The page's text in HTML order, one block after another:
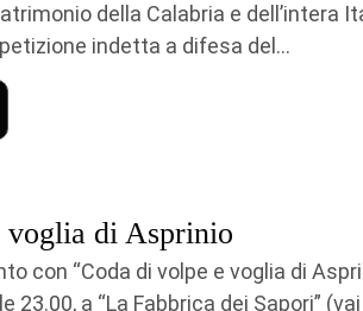
della Calabria e dell’intera
indetta a difesa del...
voglia di Asprinio
con “Coda di volpe e voglia di
23.00, a “La Fabbrica dei Sapori”